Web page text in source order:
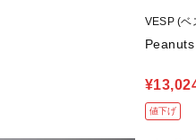
VESP (ベ
値下げ